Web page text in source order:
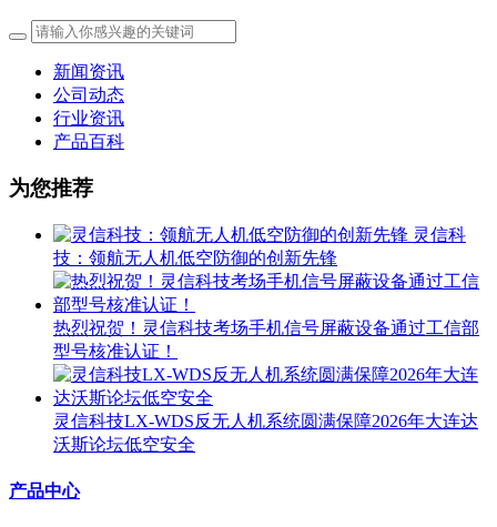
新闻资讯
公司动态
行业资讯
产品百科
为您推荐
灵信科
技：领航无人机低空防御的创新先锋
热烈祝贺！灵信科技考场手机信号屏蔽设备通过工信部
型号核准认证！
灵信科技LX-WDS反无人机系统圆满保障2026年大连达
沃斯论坛低空安全
产品中心